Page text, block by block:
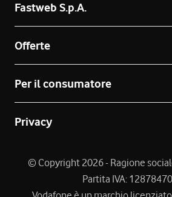
Fastweb S.p.A.
Offerte
Per il consumatore
Privacy
© Copyright 2026 - Ragione
Partita IVA: